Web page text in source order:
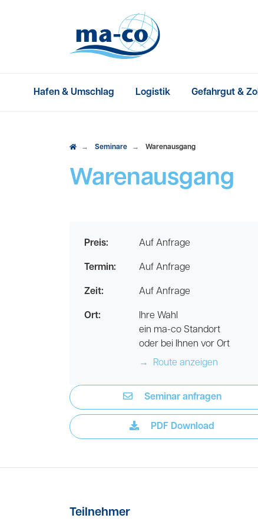
Hafen & Umschlag Logistik Gefahrgut & Zoll
Seminare Warenausgang
Warenausgang
Preis: Auf Anfrage
Termin: Auf Anfrage
Zeit: Auf Anfrage
Ort:
Ihre Wahl
ein ma-co Standort
oder bei Ihnen vor Ort
→
Route anzeigen
Seminar anfragen
PDF Download
Teilnehmer